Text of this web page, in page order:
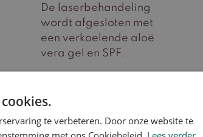
De laserbehandeling
wordt afgesloten met
een verkoelende aloë
vera gel en SPF.
te verbeteren. Door onze website te